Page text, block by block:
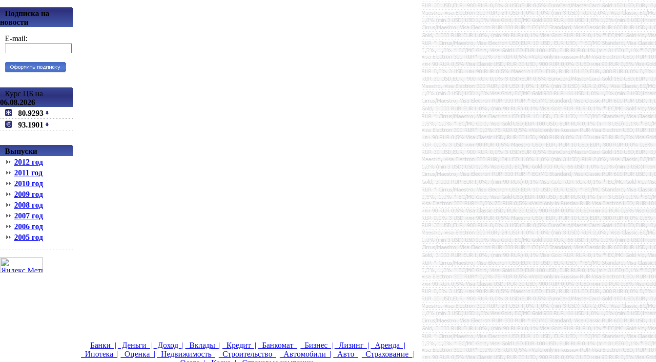
Подписка на
новости
E-mail:
Курс ЦБ на
06.08.2026
80.9293
93.1901
Выпуски
2012 год
2011 год
2010 год
2009 год
2008 год
2007 год
2006 год
2005 год
Банки | Деньги | Доход | Вклады | Кредит | Банкомат | Бизнес | Лизинг |
Аренда |
Ипотека |
Оценка | Недвижимость | Строительство | Автомобили | Авто |
Страхование |